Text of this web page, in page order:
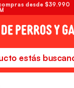
compras desde $39.990